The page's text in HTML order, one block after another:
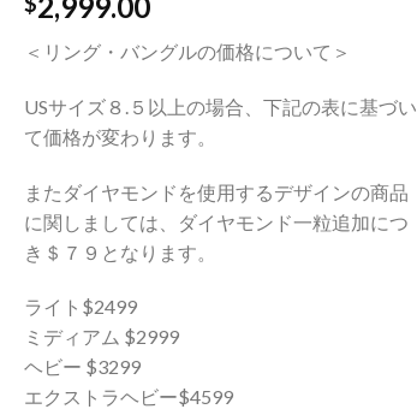
＜リング・バングルの価格について＞
USサイズ８.５以上の場合、下記の表に基づい
て価格が変わります。
またダイヤモンドを使用するデザインの商品
に関しましては、ダイヤモンド一粒追加につ
き＄７９となります。
ライト$2499
ミディアム $2999
ヘビー $3299
エクストラヘビー$4599